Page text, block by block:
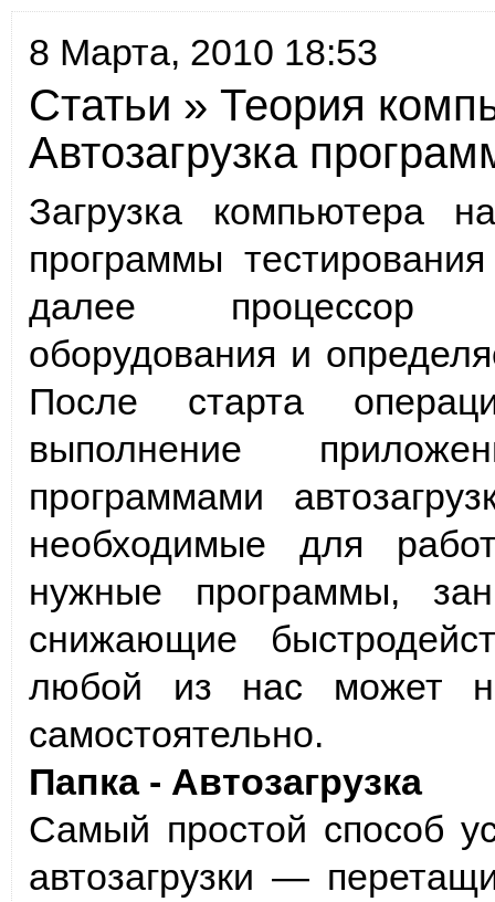
8 Марта, 2010 18:53
Статьи » Теория
Автозагрузка
Загрузка компьютера
программы
далее процессор
оборудования и
После старта
выполнение
программами
необходимые для
нужные программы,
снижающие
любой из нас может
самостоятельно.
Папка - Автозагрузка
Самый простой способ
автозагрузки —